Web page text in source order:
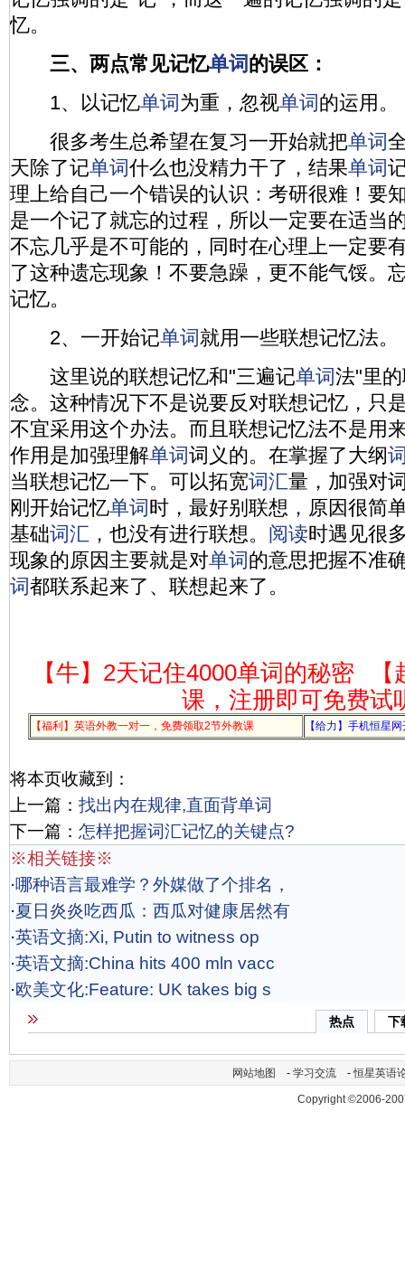
忆。
三、两点常见记忆单词的误区：
1、以记忆单词为重，忽视单词的运用。
很多考生总希望在复习一开始就把单词
天除了记单词什么也没精力干了，结果单词
理上给自己一个错误的认识：考研很难！要
是一个记了就忘的过程，所以一定要在适当
不忘几乎是不可能的，同时在心理上一定要
了这种遗忘现象！不要急躁，更不能气馁。
记忆。
2、一开始记单词就用一些联想记忆法。
这里说的联想记忆和"三遍记单词法"里
念。这种情况下不是说要反对联想记忆，只
不宜采用这个办法。而且联想记忆法不是用
作用是加强理解单词词义的。在掌握了大纲
当联想记忆一下。可以拓宽词汇量，加强对
刚开始记忆单词时，最好别联想，原因很简
基础词汇 ，也没有进行联想。 阅读时遇见很
现象的原因主要就是对单词的意思把握不准
词都联系起来了、联想起来了。
【牛】2天记住4000单词的秘密
课，注册即可免费试
【福利】英语外教一对一，免费领取2节外教课 【给力】手机恒星
将本页收藏到：
上一篇： 找出内在规律,直面背单词
下一篇： 怎样把握词汇记忆的关键点?
※相关链接※
·哪种语言最难学？外媒做了个排名，
·夏日炎炎吃西瓜：西瓜对健康居然有
·英语文摘:Xi, Putin to witness op
·英语文摘:China hits 400 mln vacc
·欧美文化:Feature: UK takes big s
热点 下
网站地图 - 学习交流 -恒星英语
Copyright ©2006-